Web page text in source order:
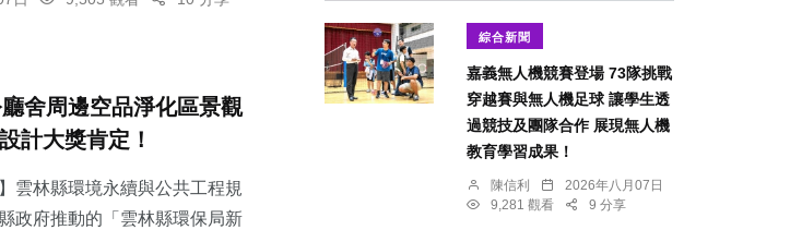
舍周邊空品淨化區景觀
計大獎肯定！
雲林縣環境永續與公共工程規
政府推動的「雲林縣環保局新
綜合新聞
嘉義無人機競賽登場 73隊挑戰
穿越賽與無人機足球 讓學生透
過競技及團隊合作 展現無人機
教育學習成果！
陳信利
2026年八月07日
9,281 觀看
9 分享